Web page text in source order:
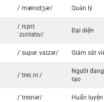
/ˈmænɪdʒər/ Quản lý
/ˌrɛprɪ
ˈzɛntətɪv/
Đại diện
/ˈsupərˌvaɪzər/ Giám sát
/ˈtreɪˌniː/
Người
tạo
/ˈtreɪnər/ Huấn luyện